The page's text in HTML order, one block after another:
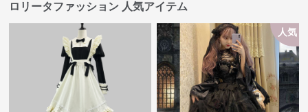
ロリータファッション 人気アイテム
人気